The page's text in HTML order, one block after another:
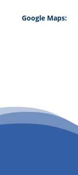
Google Maps: